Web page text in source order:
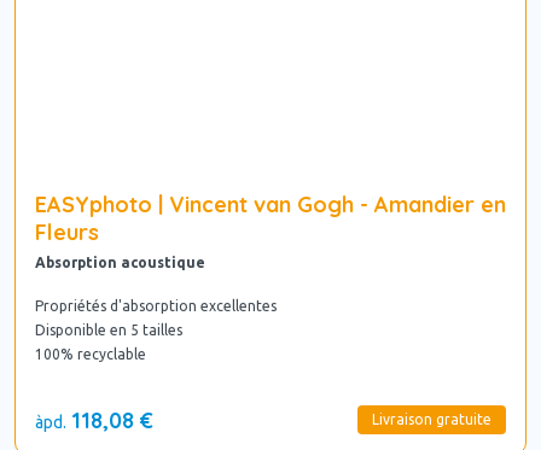
EASYphoto | Vincent van Gogh - Amandier en
Fleurs
Absorption acoustique
Propriétés d'absorption excellentes
Disponible en 5 tailles
100% recyclable
Livraison gratuite
àpd. 118,08 €